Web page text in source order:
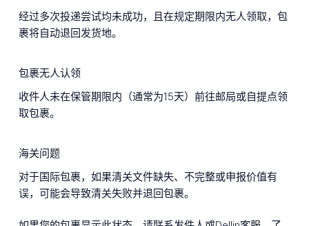
经过多次投递尝试均未成功，且在规定期限内无人领取，包
裹将自动退回发货地。
包裹无人认领
收件人未在保管期限内（通常为15天）前往邮局或自提点领
取包裹。
海关问题
对于国际包裹，如果清关文件缺失、不完整或申报价值有
误，可能会导致清关失败并退回包裹。